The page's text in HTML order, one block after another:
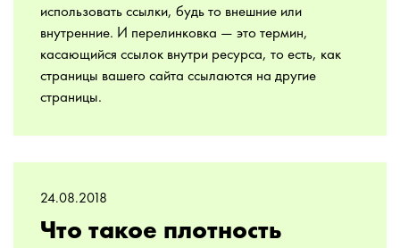
использовать ссылки, будь то внешние или
внутренние. И перелинковка — это термин,
касающийся ссылок внутри ресурса, то есть, как
страницы вашего сайта ссылаются на другие
страницы.
24.08.2018
Что такое плотность